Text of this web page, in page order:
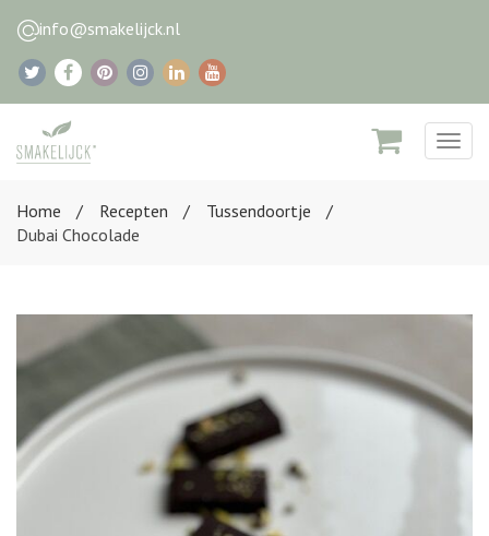
info@smakelijck.nl
Home
Recepten
Tussendoortje
Dubai Chocolade